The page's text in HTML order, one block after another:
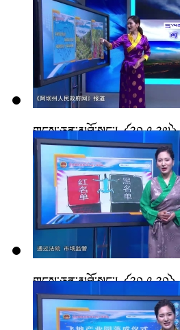
གངས་ཅན་མཐོ་སྒང་། ༼༢༠.༩.༢༧༽
གངས་ཅན་མཐོ་སྒང་། ༼༢༠.༩.༢༠༽